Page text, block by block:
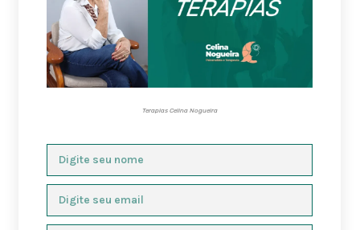
Terapias Celina Nogueira